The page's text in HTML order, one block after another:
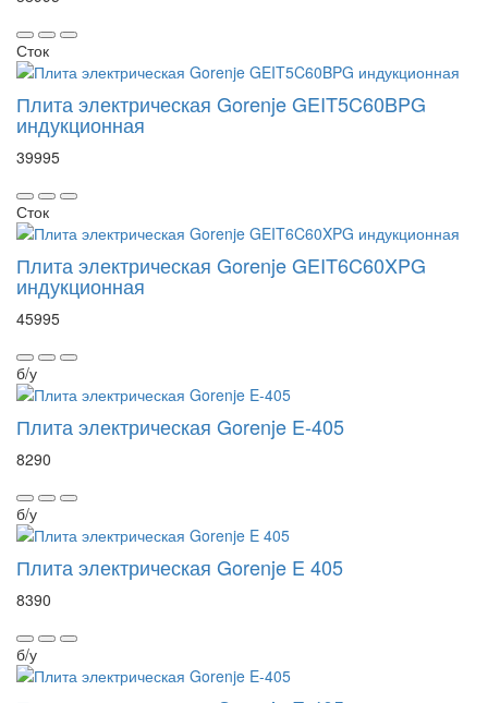
Сток
Плита электрическая Gorenje GEIT5C60BPG
индукционная
39995
Сток
Плита электрическая Gorenje GEIT6C60XPG
индукционная
45995
б/у
Плита электрическая Gorenje E-405
8290
б/у
Плита электрическая Gorenje E 405
8390
б/у